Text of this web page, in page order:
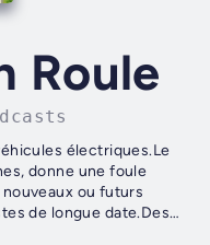
Roule
électriques.Le
donne une foule
ou futurs
de longue date.Des
des...